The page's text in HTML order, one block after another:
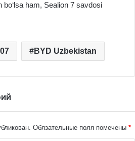
bo‘lsa ham, Sealion 7 savdosi
BYD Uzbekistan
Обязательные поля помечены *